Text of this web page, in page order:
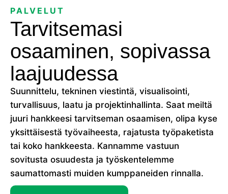
PALVELUT
Tarvitsemasi
osaaminen, sopivassa
laajuudessa
Suunnittelu, tekninen viestintä, visualisointi,
turvallisuus, laatu ja projektinhallinta. Saat meiltä
juuri hankkeesi tarvitseman osaamisen, olipa kyse
yksittäisestä työvaiheesta, rajatusta työpaketista
tai koko hankkeesta. Kannamme vastuun
sovitusta osuudesta ja työskentelemme
saumattomasti muiden kumppaneiden rinnalla.